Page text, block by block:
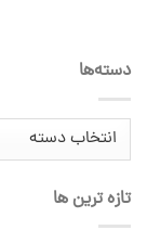
دسته‌ها
دسته‌ها
تازه ترین ها